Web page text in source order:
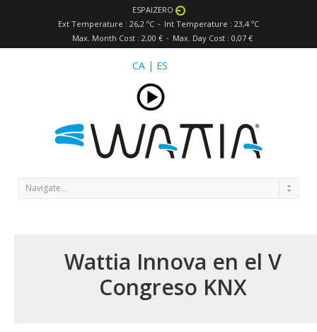
ESPAIZERO
Ext Temperature : 26,2 ºC
Int Temperature : 23,4 ºC
Max. Month Cost : 2,00 €
Max. Day Cost : 0,07 €
CA | ES
Navigate...
Wattia Innova en el V
Congreso KNX